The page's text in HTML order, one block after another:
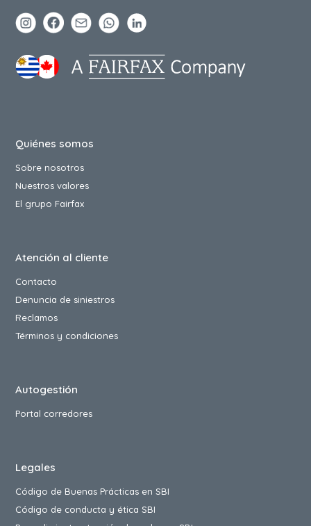
Quiénes somos
Sobre nosotros
Nuestros valores
El grupo Fairfax
Atención al cliente
Contacto
Denuncia de siniestros
Reclamos
Términos y condiciones
Autogestión
Portal corredores
Legales
Código de Buenas Prácticas en SBI
Código de conducta y ética SBI